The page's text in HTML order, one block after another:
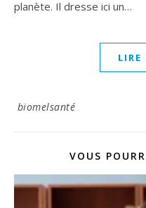
planète. Il dresse ici un…
LIRE
biomelsanté
VOUS